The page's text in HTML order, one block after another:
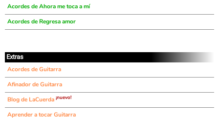
Acordes de Ahora me toca a mí
Acordes de Regresa amor
Extras
Acordes de Guitarra
Afinador de Guitarra
Blog de LaCuerda ¡nuevo!
Aprender a tocar Guitarra